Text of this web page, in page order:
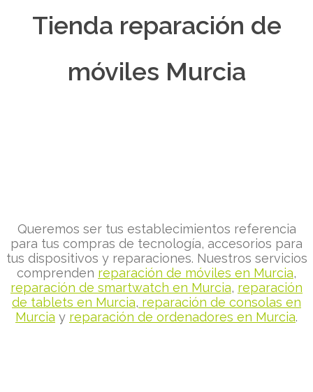
Tienda reparación de
móviles Murcia
Queremos ser tus establecimientos referencia
para tus compras de tecnología, accesorios para
tus dispositivos y reparaciones. Nuestros servicios
comprenden reparación de móviles en Murcia,
reparación de smartwatch en Murcia, reparación
de tablets en Murcia, reparación de consolas en
Murcia y reparación de ordenadores en Murcia.